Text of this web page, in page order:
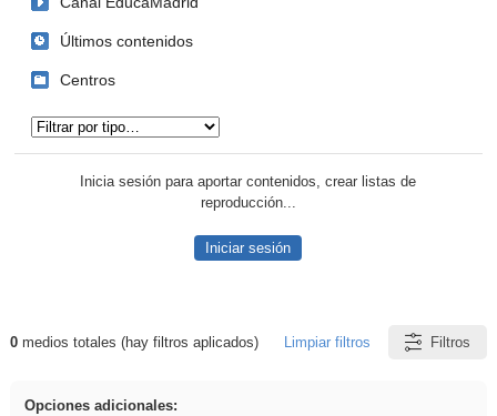
Últimos contenidos
Centros
Inicia sesión para aportar contenidos, crear listas de
reproducción...
Iniciar sesión
Resultados de: Explorations
0medios totales (hay filtros aplicados) Limpiar filtros Filtros
Opciones adicionales: